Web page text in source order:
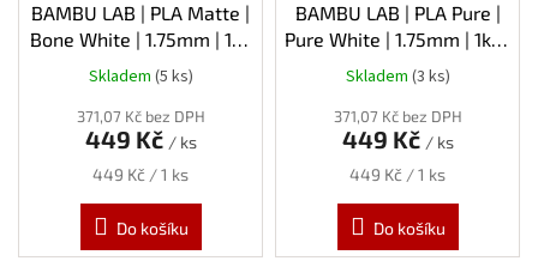
BAMBU LAB | PLA Matte |
Bone White | 1.75mm | 1kg
| Refill
Skladem (5 ks)
371,07 Kč bez DPH
449 Kč / ks
Měrná
449 Kč / 1 ks
Do košíku
BAMBU LAB | PLA Pure |
Pure White | 1.75mm | 1kg |
Refill
Skladem (3 ks)
371,07 Kč bez DPH
449 Kč / ks
Měrná
449 Kč / 1 ks
Do košíku